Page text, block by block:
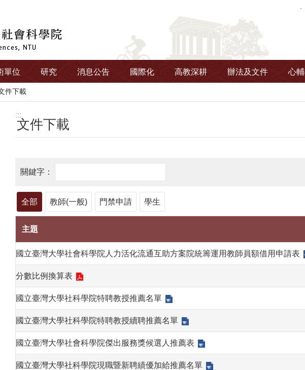
單位 研究 消息公告 國際化 高教深耕 辦法及文件 心
件下載
:::
文件下載
全部 教師(一般) 門禁申請 學生
主題
國立臺灣大學社會科學院人力活化流通互助方案院統籌運用教師員額借用申請表
分數比例換算表
國立臺灣大學社科學院特聘教授推薦名單
國立臺灣大學社科學院特聘教授續聘推薦名單
國立臺灣大學社會科學院傑出服務獎候選人推薦表
國立臺灣大學社科學院現職暨新聘績優加給推薦名單